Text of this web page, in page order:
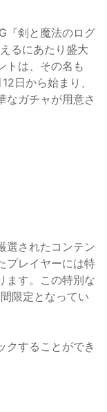
『剣と魔法のログ
るにあたり盛大
トは、その名も
日から始まり、
なガチャが用意さ
選されたコンテン
プレイヤーには特
ます。この特別な
限定となってい
クすることができ